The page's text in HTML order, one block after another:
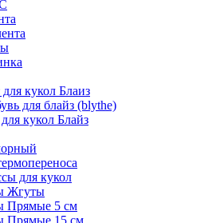
кукол Блаиз
для блайз (blythe)
кукол Блайз
для кукол
Жгуты
Прямые 5 см
Прямые 15 см